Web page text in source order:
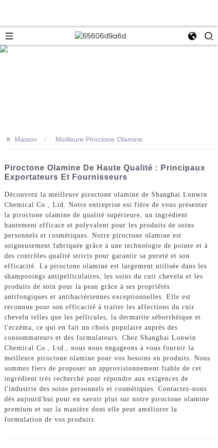
>> Maison Meilleure Piroctone Olamine
Piroctone Olamine De Haute Qualité : Principaux
Exportateurs Et Fournisseurs
Découvrez la meilleure piroctone olamine de Shanghai Lonwin
Chemical Co., Ltd. Notre entreprise est fière de vous présenter
la piroctone olamine de qualité supérieure, un ingrédient
hautement efficace et polyvalent pour les produits de soins
personnels et cosmétiques. Notre piroctone olamine est
soigneusement fabriquée grâce à une technologie de pointe et à
des contrôles qualité stricts pour garantir sa pureté et son
efficacité. La piroctone olamine est largement utilisée dans les
shampooings antipelliculaires, les soins du cuir chevelu et les
produits de soin pour la peau grâce à ses propriétés
antifongiques et antibactériennes exceptionnelles. Elle est
reconnue pour son efficacité à traiter les affections du cuir
chevelu telles que les pellicules, la dermatite séborrhéique et
l'eczéma, ce qui en fait un choix populaire auprès des
consommateurs et des formulateurs. Chez Shanghai Lonwin
Chemical Co., Ltd., nous nous engageons à vous fournir la
meilleure piroctone olamine pour vos besoins en produits. Nous
sommes fiers de proposer un approvisionnement fiable de cet
ingrédient très recherché pour répondre aux exigences de
l'industrie des soins personnels et cosmétiques. Contactez-nous
dès aujourd'hui pour en savoir plus sur notre piroctone olamine
premium et sur la manière dont elle peut améliorer la
formulation de vos produits.